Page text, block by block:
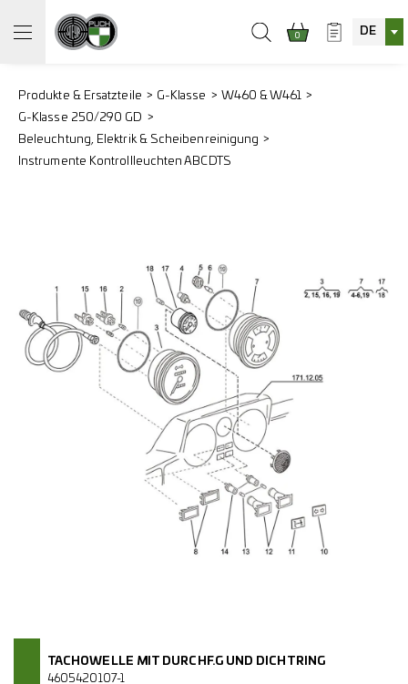
0 DE
Produkte & Ersatzteile G-Klasse
W460 & W461
G-Klasse 250/290 GD
Beleuchtung, Elektrik & Scheibenreinigung
Instrumente Kontrollleuchten ABCDTS
TACHOWELLE MIT DURCHF.G UND DICHTRING
4605420107-1